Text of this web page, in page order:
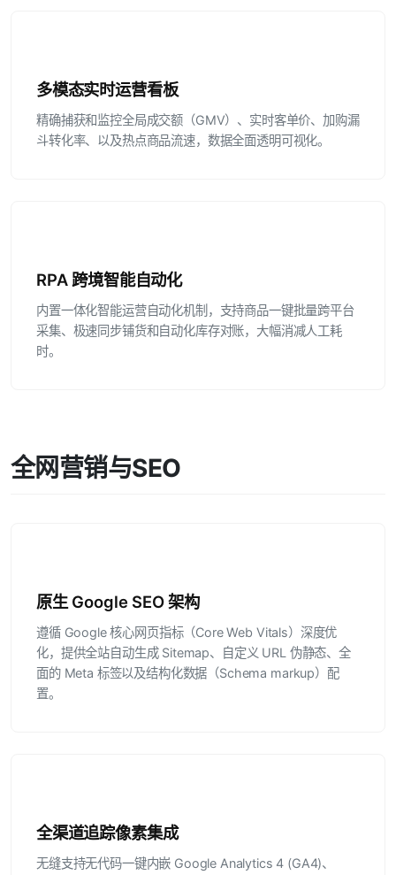
多模态实时运营看板
精确捕获和监控全局成交额（GMV）、实时客单价、加购漏
斗转化率、以及热点商品流速，数据全面透明可视化。
RPA 跨境智能自动化
内置一体化智能运营自动化机制，支持商品一键批量跨平台
采集、极速同步铺货和自动化库存对账，大幅消减人工耗
时。
全网营销与SEO
原生 Google SEO 架构
遵循 Google 核心网页指标（Core Web Vitals）深度优
化，提供全站自动生成 Sitemap、自定义 URL 伪静态、全
面的 Meta 标签以及结构化数据（Schema markup）配
置。
全渠道追踪像素集成
无缝支持无代码一键内嵌 Google Analytics 4 (GA4)、